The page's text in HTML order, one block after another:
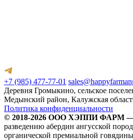
+7 (985) 477-77-01
Деревня Громыкино, сельское
Медынский район, Калужская
Политика конфиденциальности
© 2018-2026 ООО ХЭППИ ФАРМ
разведению абердин ангусской
органической премиальной говядины